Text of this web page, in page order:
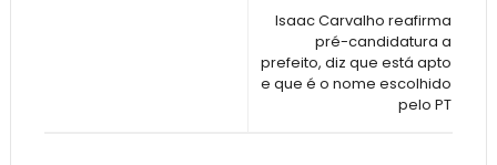
Isaac Carvalho reafirma
pré-candidatura a
prefeito, diz que está apto
e que é o nome escolhido
pelo PT